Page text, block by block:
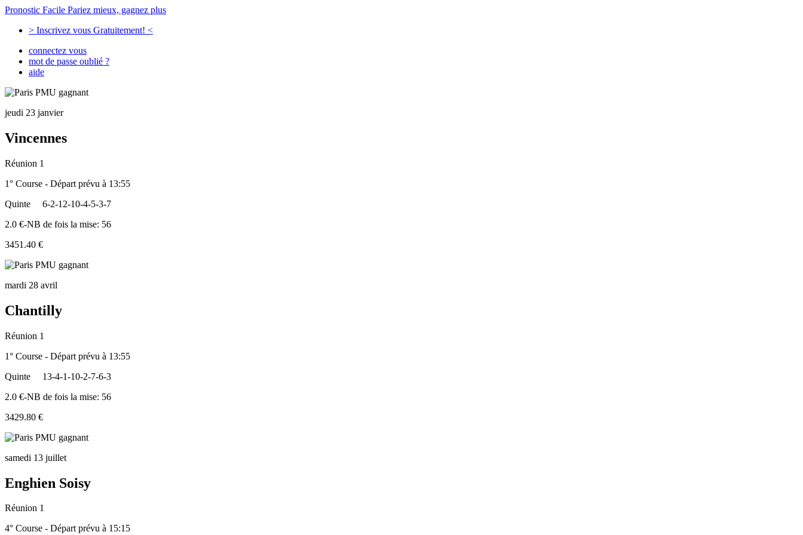
Pronostic Facile Pariez mieux, gagnez plus
> Inscrivez vous Gratuitement! <
connectez vous
mot de passe oublié ?
aide
jeudi 23 janvier
Vincennes
Réunion 1
1° Course - Départ prévu à 13:55
Quinte
6-2-12-10-4-5-3-7
2.0 €-NB de fois la mise: 56
3451.40 €
mardi 28 avril
Chantilly
Réunion 1
1° Course - Départ prévu à 13:55
Quinte
13-4-1-10-2-7-6-3
2.0 €-NB de fois la mise: 56
3429.80 €
samedi 13 juillet
Enghien Soisy
Réunion 1
4° Course - Départ prévu à 15:15